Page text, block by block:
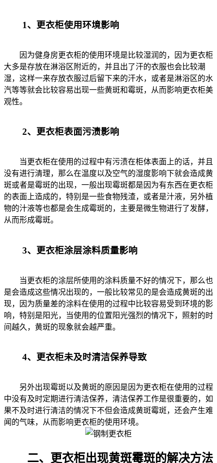
1、更衣柜使用环境影响
因为健身房更衣柜的使用环境是比较湿润的，因为更衣柜
大多是存放在淋浴区附近的，并且出了汗的衣服也会比较潮
湿，这样一来存放衣服过后留下来的汗水，或者是淋浴区的水
汽等等就会比较容易出现一些黄斑和霉斑，从而影响更衣柜美
观性。
2、更衣柜表面污渍影响
当更衣柜在使用的过程中有污渍在柜体表面上的话，并且
没有进行清理，那么在温度以及空气的湿度影响下就会造成黄
斑或者是霉斑的出现，一般出现霉斑都是因为有东西在更衣柜
的表面上造成的，特别是一些食物残渣，或者是汁液，另外植
物的汁液等也都是会生成霉斑的，主要是微生物进行了发酵，
从而形成霉斑。
3、更衣柜涂层涂料质量影响
当更衣柜的涂层所使用的涂料质量不好的情况下，那么也
是会造成这些情况出现的，一般比较常见的是会造成黄斑的出
现，因为质量差的涂料在使用的过程中比较容易受到环境的影
响，特别是阳光，当使用的位置阳光强烈的情况下，照射的时
间越久，黄斑的现象就会越严重。
4、更衣柜未及时清洁保养导致
另外出现霉斑以及黄斑的原因是因为更衣柜在使用的过程
中没有及时定期进行清洁保养，清洁保养工作是很重要的，如
果不及时进行清洁的情况下不但会造成黄斑霉斑，还会产生难
闻的气味，从而影响更衣柜的使用环境。
二、更衣柜出现黄斑霉斑的解决方法